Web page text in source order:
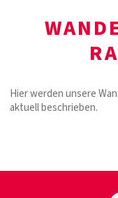
Hier werden unsere
aktuell beschrieben.